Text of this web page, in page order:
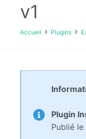
v1
Accueil Plugins
Plugin
Publié le